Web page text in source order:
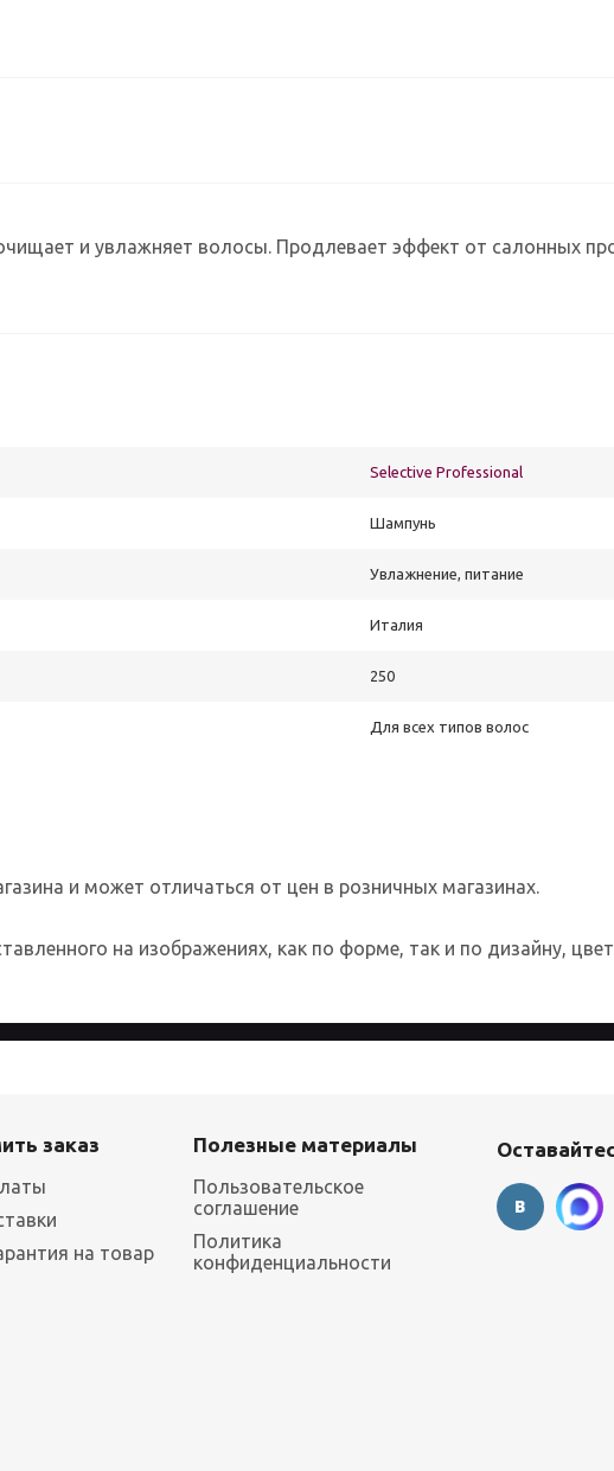
и увлажняет волосы. Продлевает эффект от салонных
Selective Professional
Шампунь
Увлажнение, питание
Италия
250
Для всех типов волос
и может отличаться от цен в розничных магазинах.
на изображениях, как по форме, так и по дизайну,
заказ
на товар
Полезные материалы
Пользовательское
соглашение
Политика
конфиденциальности